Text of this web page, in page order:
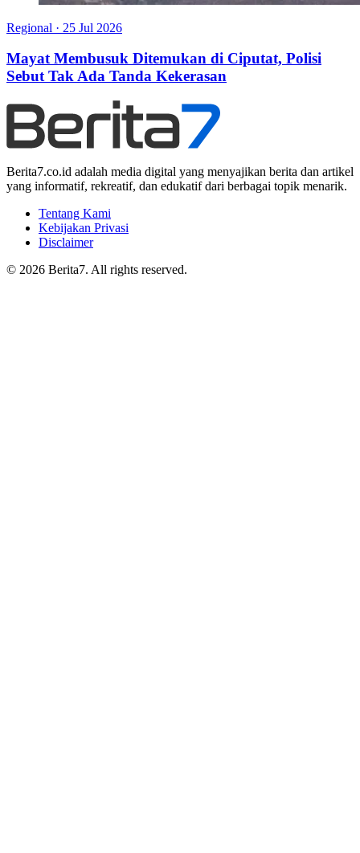
Regional · 25 Jul 2026
Mayat Membusuk Ditemukan di Ciputat, Polisi
Sebut Tak Ada Tanda Kekerasan
Berita7.co.id adalah media digital yang menyajikan berita dan artikel
yang informatif, rekreatif, dan edukatif dari berbagai topik menarik.
Tentang Kami
Kebijakan Privasi
Disclaimer
© 2026 Berita7. All rights reserved.